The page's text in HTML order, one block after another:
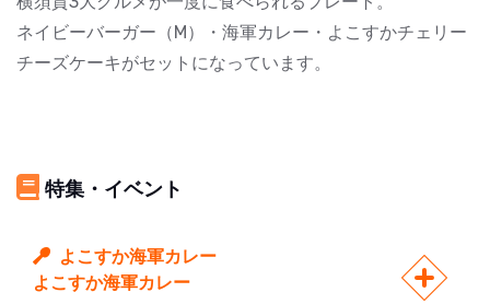
ネイビーバーガー（M）・海軍カレー・よこすかチェリー
チーズケーキがセットになっています。
特集・イベント
よこすか海軍カレー
よこすか海軍カレー